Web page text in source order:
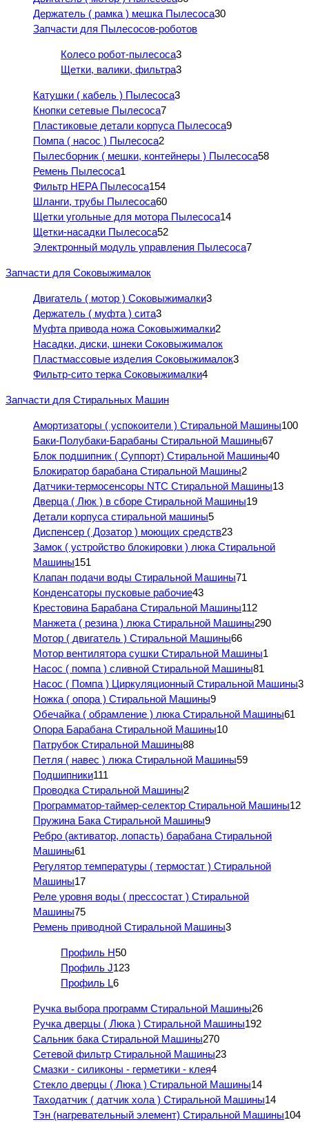
Держатель ( рамка ) мешка Пылесоса30
Запчасти для Пылесосов-роботов
Колесо робот-пылесоса3
Щетки, валики, фильтра3
Катушки ( кабель ) Пылесоса3
Кнопки сетевые Пылесоса7
Пластиковые детали корпуса Пылесоса9
Помпа ( насос ) Пылесоса2
Пылесборник ( мешки, контейнеры ) Пылесоса58
Ремень Пылесоса1
Фильтр HEPA Пылесоса154
Шланги, трубы Пылесоса60
Щетки угольные для мотора Пылесоса14
Щетки-насадки Пылесоса52
Электронный модуль управления Пылесоса7
Запчасти для Соковыжималок
Двигатель ( мотор ) Соковыжималки3
Держатель ( муфта ) сита3
Муфта привода ножа Соковыжималки2
Насадки, диски, шнеки Соковыжималок
Пластмассовые изделия Соковыжималок3
Фильтр-сито терка Соковыжималки4
Запчасти для Стиральных Машин
Амортизаторы ( успокоители ) Стиральной Машины100
Баки-Полубаки-Барабаны Стиральной Машины67
Блок подшипник ( Суппорт) Стиральной Машины40
Блокиратор барабана Стиральной Машины2
Датчики-термосенсоры NTC Стиральной Машины13
Дверца ( Люк ) в сборе Стиральной Машины19
Детали корпуса стиральной машины5
Диспенсер ( Дозатор ) моющих средств23
Замок ( устройство блокировки ) люка Стиральной
Машины151
Клапан подачи воды Стиральной Машины71
Конденсаторы пусковые рабочие43
Крестовина Барабана Стиральной Машины112
Манжета ( резина ) люка Стиральной Машины290
Мотор ( двигатель ) Стиральной Машины66
Мотор вентилятора сушки Стиральной Машины1
Насос ( помпа ) сливной Стиральной Машины81
Насос ( Помпа ) Циркуляционный Стиральной Машины3
Ножка ( опора ) Стиральной Машины9
Обечайка ( обрамление ) люка Стиральной Машины61
Опора Барабана Стиральной Машины10
Патрубок Стиральной Машины88
Петля ( навес ) люка Стиральной Машины59
Подшипники111
Проводка Стиральной Машины2
Программатор-таймер-селектор Стиральной Машины12
Пружина Бака Стиральной Машины9
Ребро (активатор, лопасть) барабана Стиральной
Машины61
Регулятор температуры ( термостат ) Стиральной
Машины17
Реле уровня воды ( прессостат ) Стиральной
Машины75
Ремень приводной Стиральной Машины3
Профиль H50
Профиль J123
Профиль L6
Ручка выбора программ Стиральной Машины26
Ручка дверцы ( Люка ) Стиральной Машины192
Сальник бака Стиральной Машины270
Сетевой фильтр Стиральной Машины23
Смазки - силиконы - герметики - клея4
Стекло дверцы ( Люка ) Стиральной Машины14
Таходатчик ( датчик хола ) Стиральной Машины14
Тэн (нагревательный элемент) Стиральной Машины104